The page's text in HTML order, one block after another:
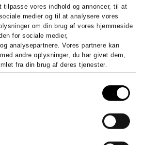
tilpasse vores indhold og annoncer, til at
medier og til at analysere vores
om din brug af vores hjemmeside
for sociale medier,
analysepartnere. Vores partnere kan
andre oplysninger, du har givet dem,
fra din brug af deres tjenester.
LÆS MERE
revisorer arbejder med